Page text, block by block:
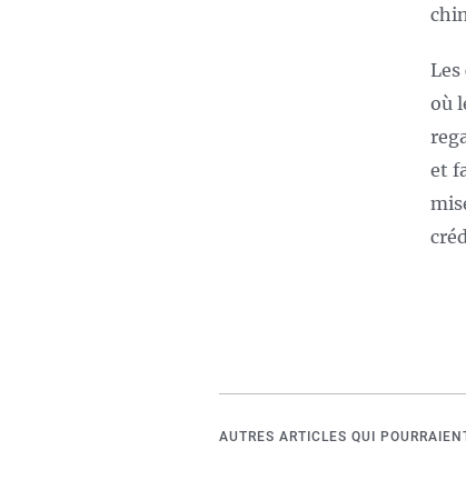
où
et
AUTRES ARTICLES QUI